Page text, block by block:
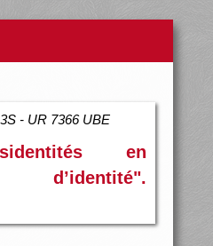
- UR 7366 UBE
en
d’identité".